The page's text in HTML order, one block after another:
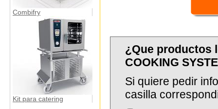
Combifry
Kit para catering
¿Que productos
COOKING
Si quiere pedir
casilla